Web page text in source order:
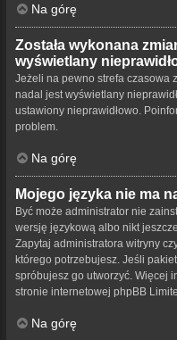
Na górę
Została wykonana
wyświetlany
Jeżeli na pewno strefa czasowa
nadal jest wyświetlany
ustawiony nieprawidłowo.
problem.
Na górę
Mojego języka nie ma
Być może administrator nie
wersję językową albo nikt
Zapytaj administratora witryny
którego potrzebujesz. Jeśli
spróbujesz go utworzyć. Więcej
stronie internetowej phpBB
Na górę